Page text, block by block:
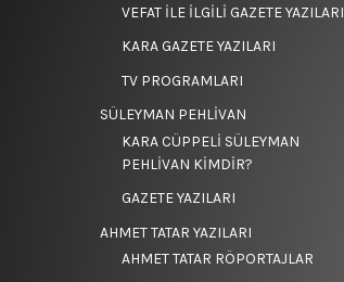
VEFAT İLE İLGİLİ GAZETE YAZILARI
KARA GAZETE YAZILARI
TV PROGRAMLARI
SÜLEYMAN PEHLİVAN
KARA CÜPPELİ SÜLEYMAN
PEHLİVAN KİMDİR?
GAZETE YAZILARI
AHMET TATAR YAZILARI
AHMET TATAR RÖPORTAJLAR